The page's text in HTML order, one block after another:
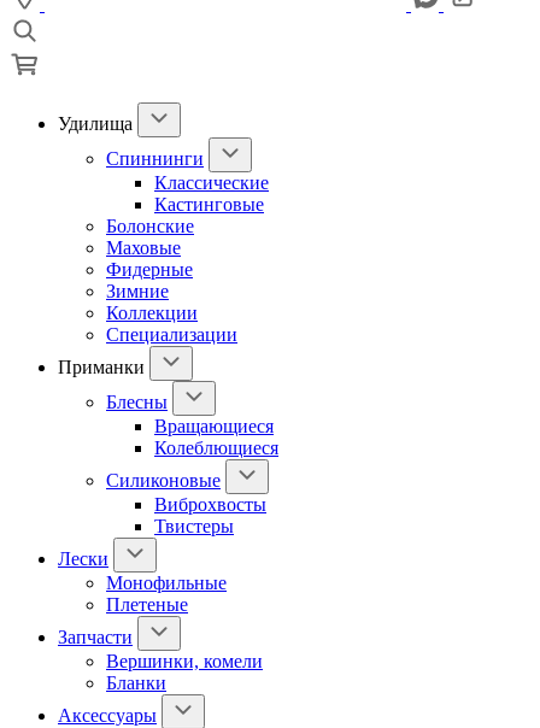
Удилища
Спиннинги
Классические
Кастинговые
Болонские
Маховые
Фидерные
Зимние
Коллекции
Специализации
Приманки
Блесны
Вращающиеся
Колеблющиеся
Силиконовые
Виброхвосты
Твистеры
Лески
Монофильные
Плетеные
Запчасти
Вершинки, комели
Бланки
Аксессуары